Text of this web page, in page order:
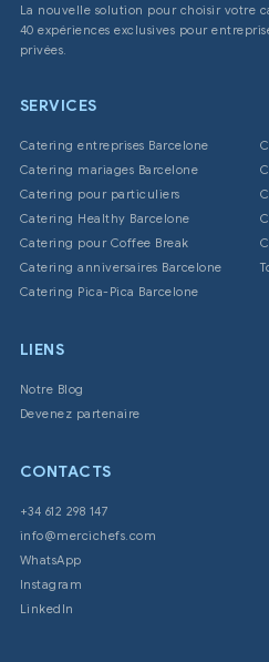
La nouvelle solution pour choisir votre
40 expériences exclusives pour
privées.
SERVICES
Catering entreprises Barcelone
Catering mariages Barcelone
Catering pour particuliers
Catering Healthy Barcelone
Catering pour Coffee Break
Catering anniversaires Barcelone
Catering Pica-Pica Barcelone
LIENS
Notre Blog
Devenez partenaire
CONTACTS
+34 612 298 147
info@mercichefs.com
WhatsApp
Instagram
LinkedIn